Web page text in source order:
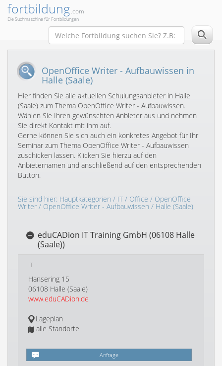
fortbildung.com
Die Suchmaschine für Fortbildungen
OpenOffice Writer - Aufbauwissen in
Halle (Saale)
Hier finden Sie alle aktuellen Schulungsanbieter in Halle
(Saale) zum Thema OpenOffice Writer - Aufbauwissen.
Wählen Sie Ihren gewünschten Anbieter aus und nehmen
Sie direkt Kontakt mit ihm auf.
Gerne können Sie sich auch ein konkretes Angebot für Ihr
Seminar zum Thema OpenOffice Writer - Aufbauwissen
zuschicken lassen. Klicken Sie hierzu auf den
Anbieternamen und anschließend auf den entsprechenden
Button.
Sie sind hier: Hauptkategorien / IT/ Office / OpenOffice
Writer / OpenOffice Writer - Aufbauwissen / Halle (Saale)
eduCADion IT Training GmbH (06108 Halle
(Saale))
IT
Hansering 15
06108 Halle (Saale)
www.eduCADion.de
Lageplan
alle Standorte
Anfrage